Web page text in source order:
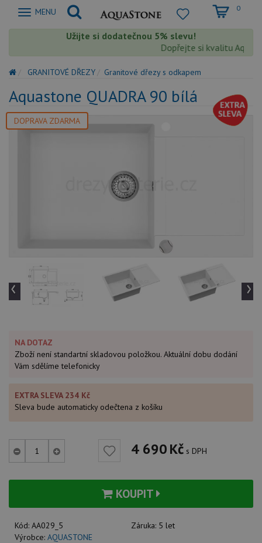
Zobrazit
MENU 0
Užijte si dodatečnou 5% slevu!
Dopřejte si kvalitu
GRANITOVÉ DŘEZY Granitové dřezy s odkapem
Aquastone QUADRA 90 bílá
DOPRAVA ZDARMA
‹ ›
NA DOTAZ
Zboží není standartní skladovou položkou. Aktuální dobu dodání
Vám sdělíme telefonicky
EXTRA SLEVA 234 Kč
Sleva bude automaticky odečtena z košíku
4 690Kč s DPH
KOUPIT
Kód: AA029_5 Záruka: 5 let
Výrobce: AQUASTONE